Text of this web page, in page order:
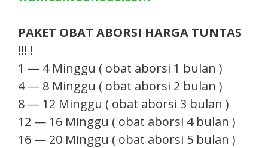
PAKET OBAT ABORSI HARGA TUNTAS
!!! !
1 — 4 Minggu ( obat aborsi 1 bulan )
4 — 8 Minggu ( obat aborsi 2 bulan )
8 — 12 Minggu ( obat aborsi 3 bulan )
12 — 16 Minggu ( obat aborsi 4 bulan )
16 — 20 Minggu ( obat aborsi 5 bulan )